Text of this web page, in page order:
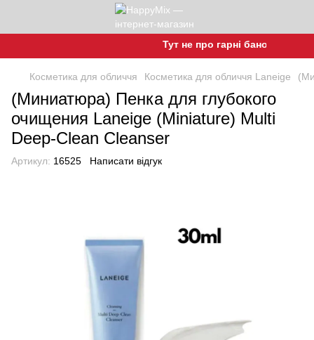
Тут не про гарні баночки, а про
Косметика для обличчя Косметика для обличчя Laneige
(Миниатюра) Пенка для глубокого
очищения Laneige (Miniature) Multi
Deep-Clean Cleanser
Артикул: 16525 Написати відгук